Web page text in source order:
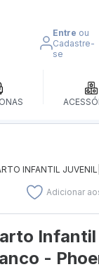
Entre ou
Cadastre-
se
INFANTIL JUVENIL
Adicionar
Infantil
-